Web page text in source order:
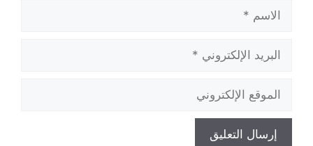
الإلكتروني
الإلكتروني